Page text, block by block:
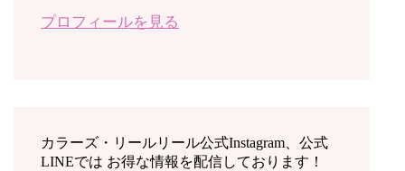
プロフィールを見る
カラーズ・リールリール公式Instagram、公式
LINEでは お得な情報を配信しております！